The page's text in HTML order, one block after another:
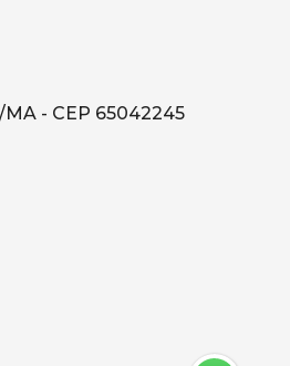
- CEP 65042245